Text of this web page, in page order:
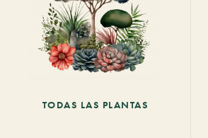
TODAS LAS PLANTAS